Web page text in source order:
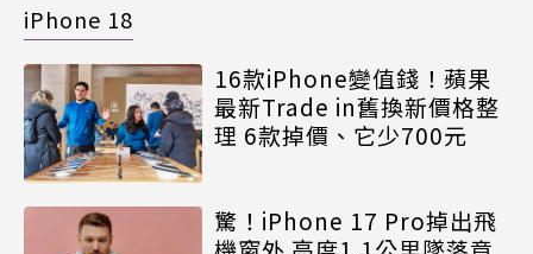
iPhone 18
16款iPhone變值錢！蘋果
最新Trade in舊換新價格整
理 6款掉價、它少700元
驚！iPhone 17 Pro掉出飛